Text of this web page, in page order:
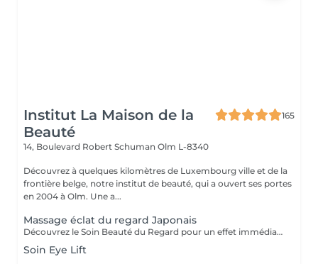
Institut La Maison de la
Beauté
165
14, Boulevard Robert Schuman Olm L-8340
Découvrez à quelques kilomètres de Luxembourg ville et de la
frontière belge, notre institut de beauté, qui a ouvert ses portes
en 2004 à Olm. Une a...
Massage éclat du regard Japonais
Découvrez le Soin Beauté du Regard pour un effet immédiat et visible. Grâce au drainage, aux points d'acupression et au massage stimulant, le regard est défatigué, les cernes et poches atténués, et les ridules lissées dès la première séance. Un moment de détente profonde, idéal seul ou en complément d'un soin, pour un regard lumineux et reposé.
Soin Eye Lift